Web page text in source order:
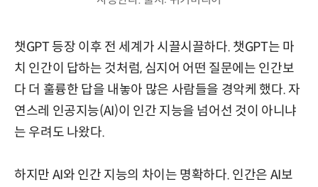
챗GPT 등장 이후 전 세계가 시끌시끌하다. 챗GPT는 마
치 인간이 답하는 것처럼, 심지어 어떤 질문에는 인간보
다 더 훌륭한 답을 내놓아 많은 사람들을 경악케 했다. 자
연스레 인공지능(AI)이 인간 지능을 넘어선 것이 아니냐
는 우려도 나왔다.
하지만 AI와 인간 지능의 차이는 명확하다. 인간은 AI보